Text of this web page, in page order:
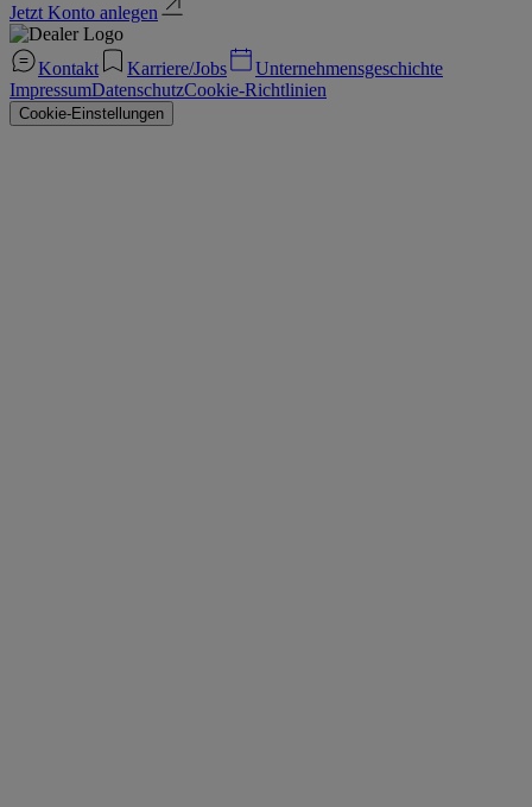
Jetzt Konto anlegen
Kontakt Karriere/Jobs
Unternehmensgeschichte
ImpressumDatenschutzCookie-Richtlinien
Cookie-Einstellungen